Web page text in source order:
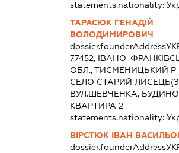
statements.nationality:
ТАРАСЮК ГЕНАДІЙ
ВОЛОДИМИРОВИЧ
dossier.founderAddress
77452, ІВАНО-
ОБЛ., ТИСМЕНИЦЬКИЙ
СЕЛО СТАРИЙ
ВУЛ.ШЕВЧЕНКА,
КВАРТИРА 2
statements.nationality:
ВІРСТЮК ІВАН
dossier.founderAddress